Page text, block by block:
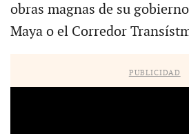
obras magnas de su
Maya o el Corredor
PUBLICIDAD